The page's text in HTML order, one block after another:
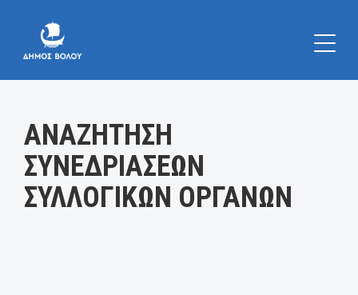
ΑΝΑΖΗΤΗΣΗ
ΣΥΝΕΔΡΙΑΣΕΩΝ
ΣΥΛΛΟΓΙΚΩΝ ΟΡΓΑΝΩΝ